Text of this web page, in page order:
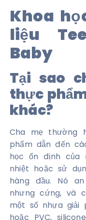
Khoa
liệu
Baby
Tại sao
thực
khác?
Cha mẹ thường
phẩm dẫn đến
học ổn định
nhiệt hoặc sử
hàng đầu. Nó
nhưng cứng, và
một số nhựa giải
hoặc PVC,